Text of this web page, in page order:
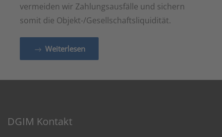
vermeiden wir Zahlungsausfälle und sichern
somit die Objekt-/Gesellschaftsliquidität.
Weiterlesen
DGIM Kontakt